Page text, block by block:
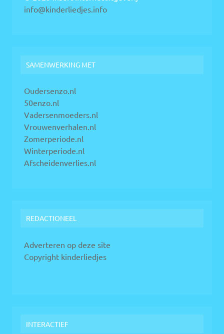
info@kinderliedjes.info
SAMENWERKING MET
Oudersenzo.nl
50enzo.nl
Vadersenmoeders.nl
Vrouwenverhalen.nl
Zomerperiode.nl
Winterperiode.nl
Afscheidenverlies.nl
REDACTIONEEL
Adverteren op deze site
Copyright kinderliedjes
INTERACTIEF